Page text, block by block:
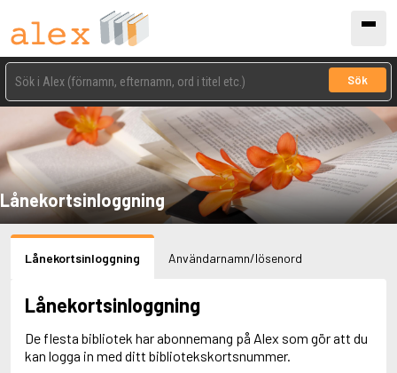
Sök
Lånekortsinloggning
Lånekortsinloggning Användarnamn/lösenord
Lånekortsinloggning
De flesta bibliotek har abonnemang på Alex som gör att du
kan logga in med ditt bibliotekskortsnummer.